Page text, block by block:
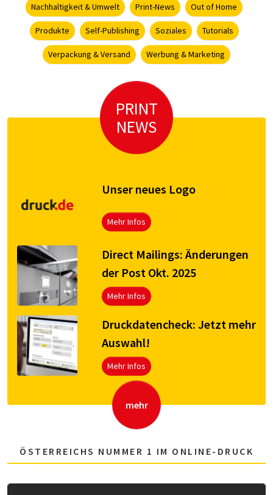
Nachhaltigkeit & Umwelt Print-News Out of Home
Produkte Self-Publishing Soziales Tutorials
Verpackung & Versand Werbung & Marketing
PRINT
NEWS
Unser neues Logo
Mehr Infos
Direct Mailings: Änderungen
der Post Okt. 2025
Mehr Infos
Druck­da­ten­check: Jetzt mehr
Aus­wahl!
Mehr Infos
mehr
ÖSTERREICHS NUMMER 1 IM ONLINE-DRUCK